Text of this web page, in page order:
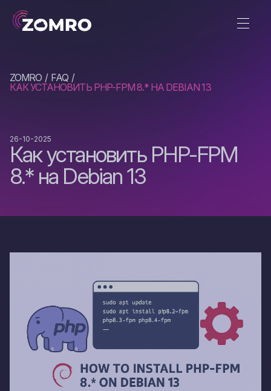
ZOMRO
FAQ
КАК УСТАНОВИТЬ PHP-FPM 8.* НА DEBIAN 13
Как установить PHP-FPM
8.* на Debian 13
26-10-2025